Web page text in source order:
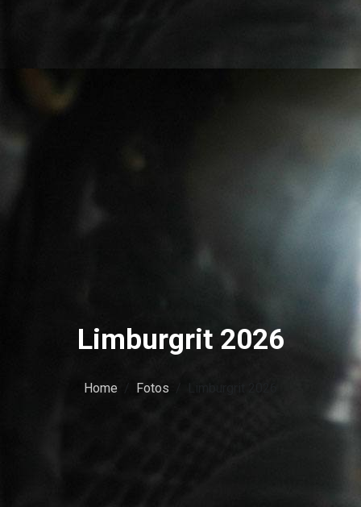
Limburgrit 2026
Home Fotos